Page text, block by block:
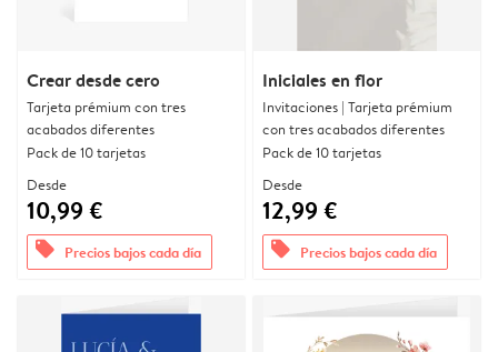
Crear desde cero
Tarjeta prémium con tres
acabados diferentes
Pack de 10 tarjetas
Desde
10,99 €
offers Precios bajos cada día
Iniciales en flor
Invitaciones | Tarjeta prémium
con tres acabados diferentes
Pack de 10 tarjetas
Desde
12,99 €
offers Precios bajos cada día